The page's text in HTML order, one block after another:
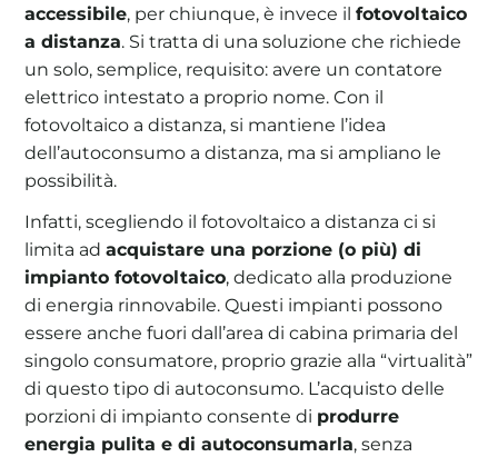
accessibile, per chiunque, è invece ilfotovoltaico
a distanza. Si tratta di una soluzione che richiede
un solo, semplice, requisito: avere un contatore
elettrico intestato a proprio nome. Con il
fotovoltaico a distanza, si mantiene l’idea
dell’autoconsumo a distanza, ma si ampliano le
possibilità.
Infatti, scegliendo il fotovoltaico a distanza ci si
limita adacquistare una porzione (o più) di
impianto fotovoltaico, dedicato alla produzione
di energia rinnovabile. Questi impianti possono
essere anche fuori dall’area di cabina primaria del
singolo consumatore, proprio grazie alla “virtualità”
di questo tipo di autoconsumo. L’acquisto delle
porzioni di impianto consente di produrre
energia pulita e di autoconsumarla, senza